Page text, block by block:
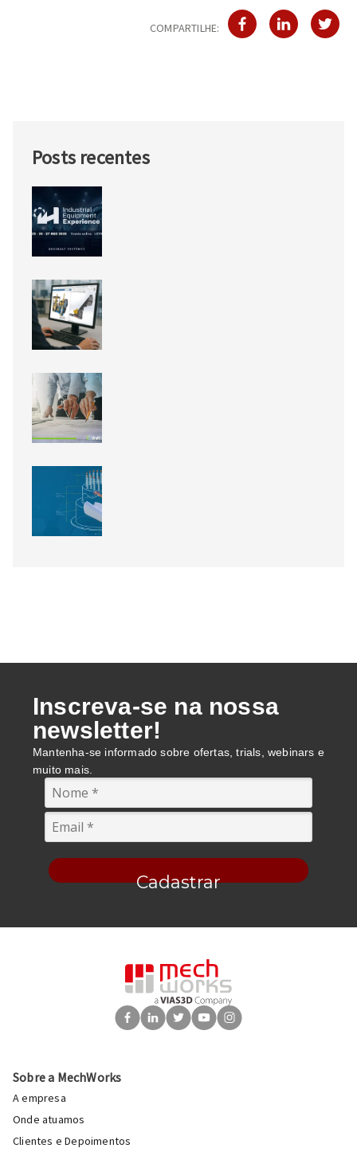
COMPARTILHE:
Posts recentes
equipamentos industriais
acontece em agosto
SP3: a Inteligência Artificial
finalmente chegou!
modelos RVT e IFC para pranchas
Inscreva-se na nossa
newsletter!
Mantenha-se informado sobre ofertas, trials, webinars e
muito mais.
Cadastrar
Sobre a MechWorks
A empresa
Onde atuamos
Clientes e Depoimentos